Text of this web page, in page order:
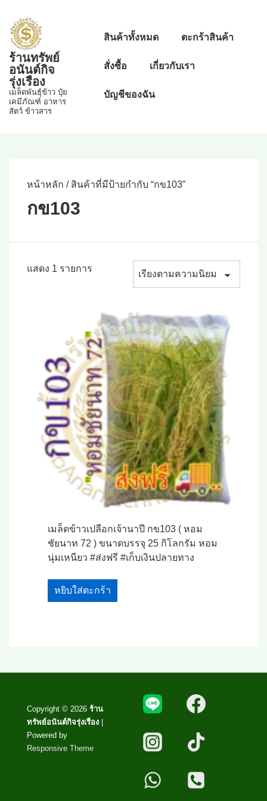
Skip
Main
Content
ร้านทรัพย์
อนันต์กิจ
รุ่งเรือง
เมล็ดพันธุ์ข้าว ปุ๋ย
เคมีภัณฑ์ อาหาร
สัตว์ ข้าวสาร
Main
สินค้าทั้งหมด ตะกร้าสินค้า
สั่งซื้อ เกี่ยวกับเรา
บัญชีของฉัน
หน้าหลัก / สินค้าที่มีป้ายกำกับ “กข103”
กข103
แสดง 1 รายการ
เมล็ดข้าวเปลือกเจ้านาปี กข103 ( หอม
ชัยนาท 72 ) ขนาดบรรจุ 25 กิโลกรัม หอม
นุ่มเหนียว #ส่งฟรี #เก็บเงินปลายทาง
หยิบใส่ตะกร้า
Copyright © 2026 ร้าน
ทรัพย์อนันต์กิจรุ่งเรือง
Powered by
Responsive Theme